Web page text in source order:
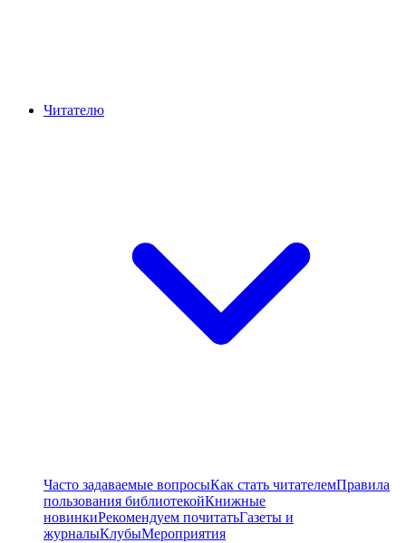
Читателю
Часто задаваемые вопросыКак стать читателемПравила
пользования библиотекойКнижные
новинкиРекомендуем почитатьГазеты и
журналыКлубыМероприятия